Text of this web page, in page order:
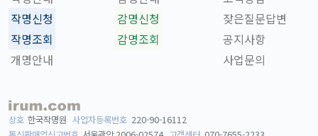
작명신청
작명조회
개명안내
감명신청
감명조회
잦은질문답변
공지사항
사업문의
상호 한국작명원 사업자등록번호 220-90-16112